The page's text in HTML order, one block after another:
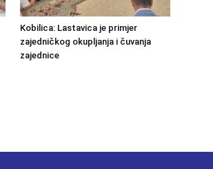
Kobilica: Lastavica je primjer
zajedničkog okupljanja i čuvanja
zajednice